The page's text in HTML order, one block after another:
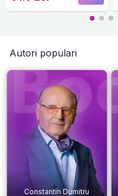
Autori populari
Constantin Dumitru